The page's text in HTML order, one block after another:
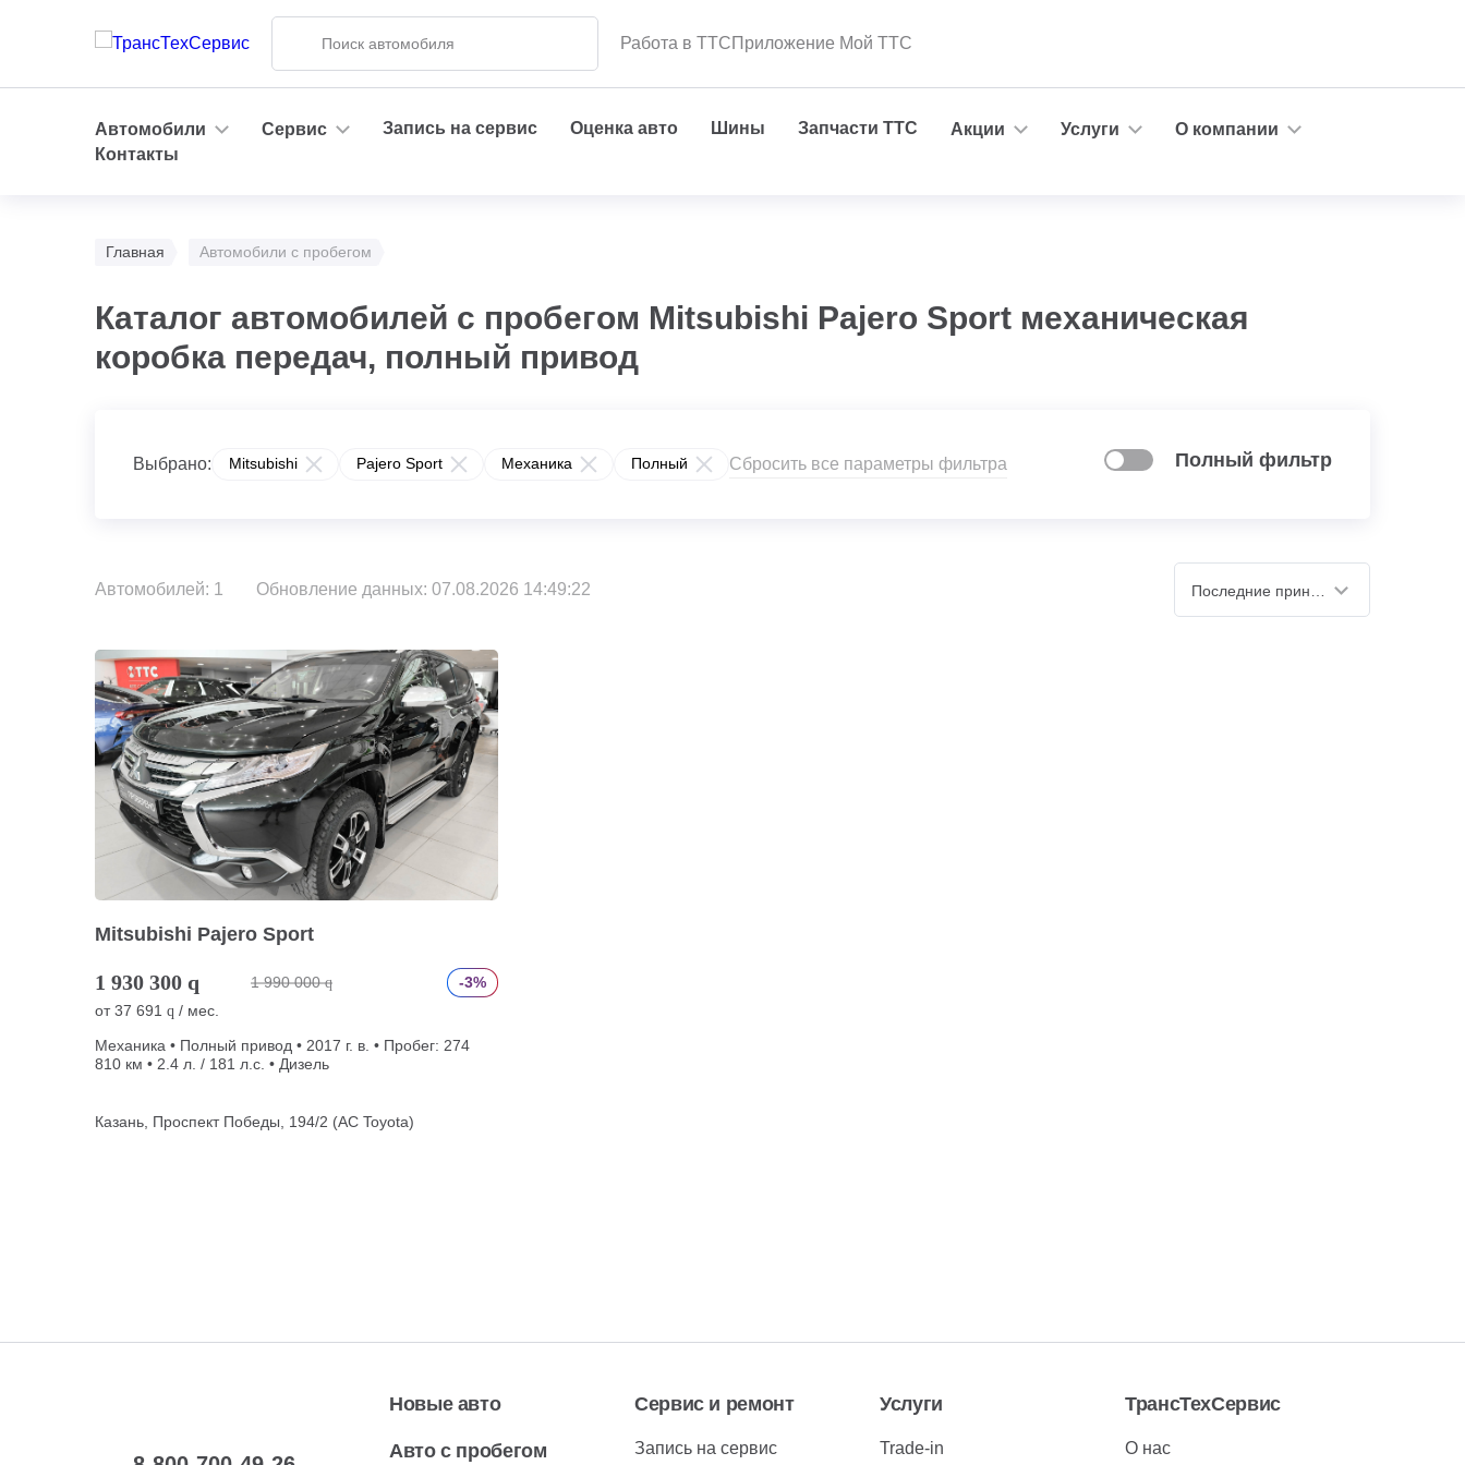
Работа в ТТСПриложение Мой ТТС
Автомобили Сервис Запись на сервис Оценка авто Шины Запчасти ТТС Акции Услуги
О компании
Контакты
Главная Автомобили с пробегом
Каталог автомобилей с пробегом Mitsubishi Pajero Sport механическая
коробка передач, полный привод
Выбрано: Mitsubishi Pajero Sport Механика Полный Сбросить все параметры фильтра Полный фильтр
Автомобилей: 1 Обновление данных: 07.08.2026 14:49:22
Mitsubishi Pajero Sport
1 930 300 q 1 990 000 q
-3%
от37 691 q / мес.
Механика • Полный привод • 2017 г. в. • Пробег: 274
810 км • 2.4 л. / 181 л.с. • Дизель
Казань, Проспект Победы, 194/2 (АС Toyota)
Новые авто
Авто с пробегом
Сервис и ремонт
Запись на сервис
Услуги
Trade-in
ТрансТехСервис
О нас